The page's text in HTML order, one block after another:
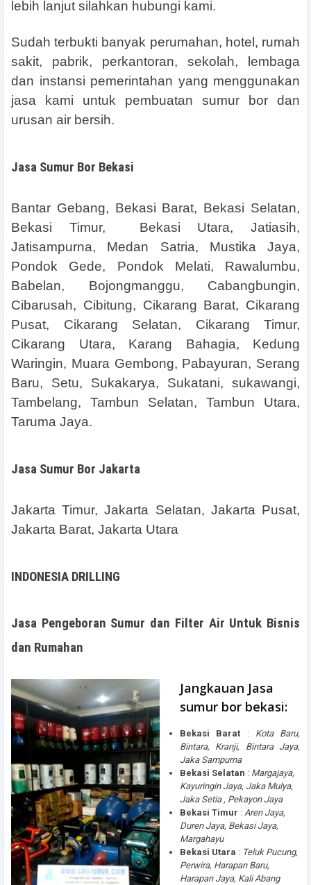
lebih lanjut silahkan hubungi kami.
Sudah terbukti banyak perumahan, hotel, rumah
sakit, pabrik, perkantoran, sekolah, lembaga
dan instansi pemerintahan yang menggunakan
jasa kami untuk pembuatan sumur bor dan
urusan air bersih.
Jasa Sumur Bor Bekasi
Bantar Gebang, Bekasi Barat, Bekasi Selatan,
Bekasi Timur, Bekasi Utara, Jatiasih,
Jatisampurna, Medan Satria, Mustika Jaya,
Pondok Gede, Pondok Melati, Rawalumbu,
Babelan, Bojongmanggu, Cabangbungin,
Cibarusah, Cibitung, Cikarang Barat, Cikarang
Pusat, Cikarang Selatan, Cikarang Timur,
Cikarang Utara, Karang Bahagia, Kedung
Waringin, Muara Gembong, Pabayuran, Serang
Baru, Setu, Sukakarya, Sukatani, sukawangi,
Tambelang, Tambun Selatan, Tambun Utara,
Taruma Jaya.
Jasa Sumur Bor Jakarta
Jakarta Timur, Jakarta Selatan, Jakarta Pusat,
Jakarta Barat, Jakarta Utara
INDONESIA DRILLING
Jasa Pengeboran Sumur dan Filter Air Untuk Bisnis
dan Rumahan
Jangkauan Jasa
sumur bor bekasi:
Bekasi Barat : Kota Baru,
Bintara, Kranji, Bintara Jaya,
Jaka Sampurna
Bekasi Selatan : Margajaya,
Kayuringin Jaya, Jaka Mulya,
Jaka Setia , Pekayon Jaya
Bekasi Timur : Aren Jaya,
Duren Jaya, Bekasi Jaya,
Margahayu
Bekasi Utara : Teluk Pucung,
Perwira, Harapan Baru,
Harapan Jaya, Kali Abang